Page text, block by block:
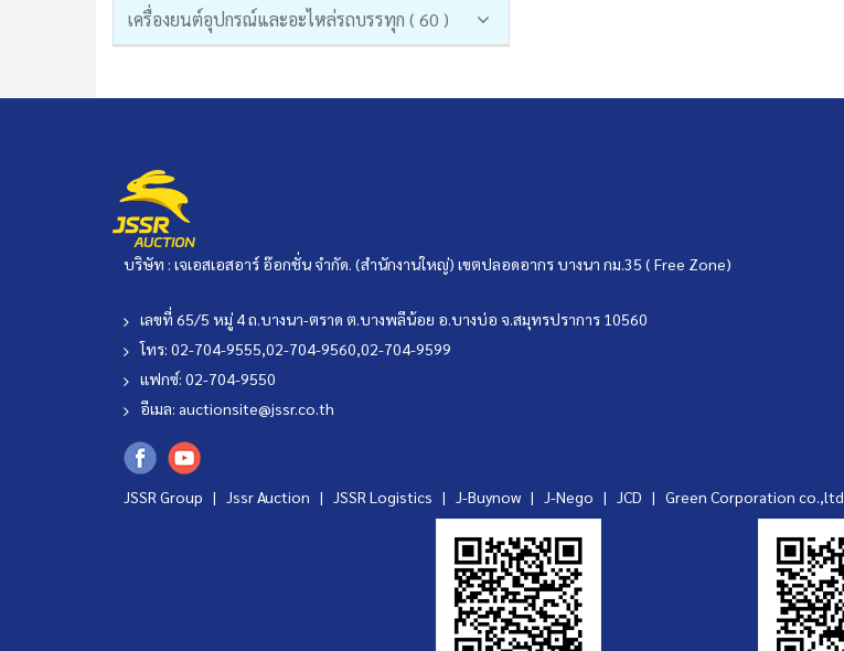
เครื่องยนต์อุปกรณ์และอะไหล่รถบรรทุก ( 60 )
บริษัท : เจเอสเอสอาร์ อ๊อกชั่น จำกัด. (สำนักงานใหญ่) เขตปลอดอากร บางนา กม.35 ( Free Zone)
เลขที่ 65/5 หมู่ 4 ถ.บางนา-ตราด ต.บางพลีน้อย อ.บางบ่อ จ.สมุทรปราการ 10560
โทร: 02-704-9555,02-704-9560,02-704-9599
แฟกซ์: 02-704-9550
อีเมล: auctionsite@jssr.co.th
JSSR Group | Jssr Auction | JSSR Logistics | J-Buynow | J-Nego | JCD | Green Corporation co.,ltd